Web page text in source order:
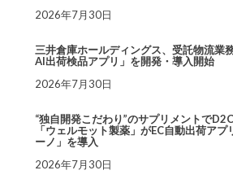
2026年7月30日
三井倉庫ホールディングス、受託物流業
AI出荷検品アプリ」を開発・導入開始
2026年7月30日
“独自開発こだわり”のサプリメントで
「ウェルモット製薬」がEC自動出荷アプ
ーノ」を導入
2026年7月30日